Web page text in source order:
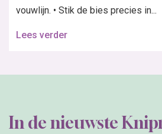
vouwlijn. • Stik de bies precies in...
Lees verder
In de nieuwste